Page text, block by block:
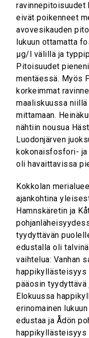
ravinnepitoisuudet
eivät poikenneet
avovesikauden
lukuun ottamatta
µg/l välillä ja
Pitoisuudet
mentäessä. Myös
korkeimmat
maaliskuussa
mittamaan.
nähtiin nousua
Luodonjärven
kokonaisfosfori-
oli havaittavissa
Kokkolan
ajankohtina
Hamnskäretin ja
tyydyttävän
edustalla oli
vaihtelua: Vanhan
pääosin
Elokuussa
erinomainen
edustaa ja Ådön
happikyllästeisyys